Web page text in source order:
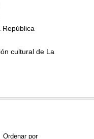
República
cultural de La
Ordenar por